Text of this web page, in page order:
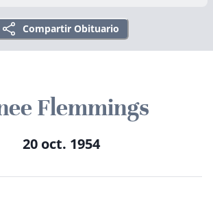
Compartir Obituario
Flemmings
20 oct. 1954